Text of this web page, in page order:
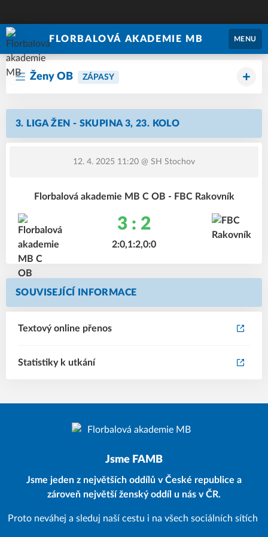
FLORBALOVÁ AKADEMIE MB MENU
Ženy OB ZÁPASY
3. LIGA ŽEN - SKUPINA 3, 23. KOLO
12. 4. 2025 11:20 @ SH Stochov
Florbalová akademie MB C OB - FBC Rakovník
3 : 2
2:0,1:2,0:0
SOUVISEJÍCÍ INFORMACE
Textový online přenos
Statistiky k utkání
Jsme FAMB
Jsme jeden z největších oddílů v České republice a
zároveň největší ženský oddíl u nás v ČR.
Proto neváhej a sleduj naší cestu i na všech sociálních sítích